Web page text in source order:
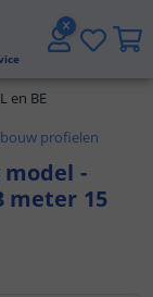
en BE
huis
profielen
-
meter 15